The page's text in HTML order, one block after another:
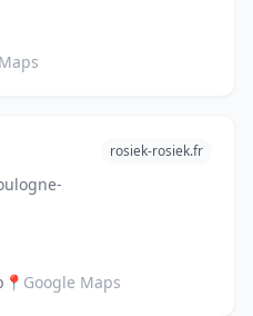
rosiek-rosiek.fr
📍 Google Maps